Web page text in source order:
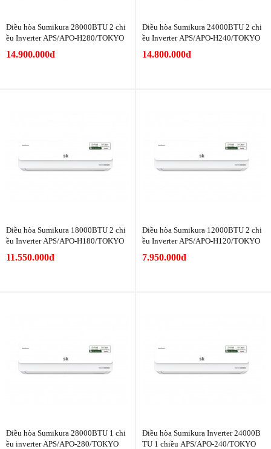
Điều hòa Sumikura 28000BTU 2 chi
ều Inverter APS/APO-H280/TOKYO
14.900.000đ
Điều hòa Sumikura 24000BTU 2 chi
ều Inverter APS/APO-H240/TOKYO
14.800.000đ
Điều hòa Sumikura 18000BTU 2 chi
ều Inverter APS/APO-H180/TOKYO
11.550.000đ
Điều hòa Sumikura 12000BTU 2 chi
ều Inverter APS/APO-H120/TOKYO
7.950.000đ
Điều hòa Sumikura 28000BTU 1 chi
ều inverter APS/APO-280/TOKYO
Điều hòa Sumikura Inverter 24000B
TU 1 chiều APS/APO-240/TOKYO